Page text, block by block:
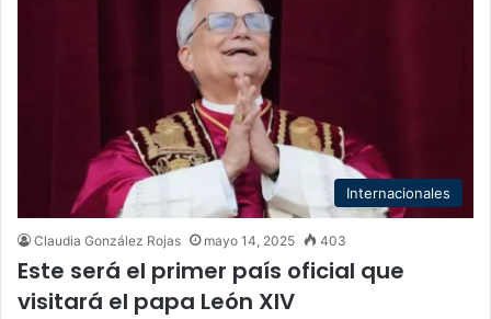
Internacionales
Claudia González Rojas mayo 14, 2025 403
Este será el primer país oficial que
visitará el papa León XIV